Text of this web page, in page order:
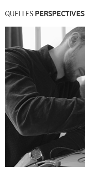
QUELLES PERSPECTIVES